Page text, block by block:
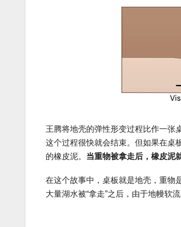
王腾将地壳的弹性形变过程比作一张
这个过程很快就会结束。但如果在桌
的橡皮泥。 当重物被拿走后，橡皮泥
在这个故事中，桌板就是地壳，重物
大量湖水被“拿走”之后，由于地幔软